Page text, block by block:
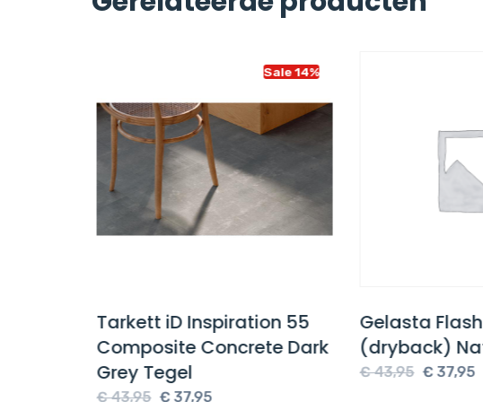
Sale 14%
Tarkett iD Inspiration 55
Composite Concrete Dark
Grey Tegel
€43,95 Oorspronkelijke
€37,95Huidige
Gelasta
(dryback)
€43,95 €37,95